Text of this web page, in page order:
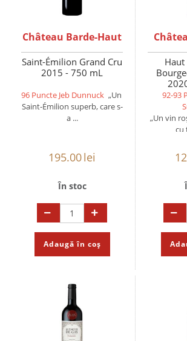
Château Barde-Haut
Saint-Émilion Grand Cru
2015 - 750 mL
96 Puncte Jeb Dunnuck „Un
Saint-Émilion superb, care s-
a ...
195.00lei
În stoc
Adaugă în coș
Haut
92-93
„Un vin
cu